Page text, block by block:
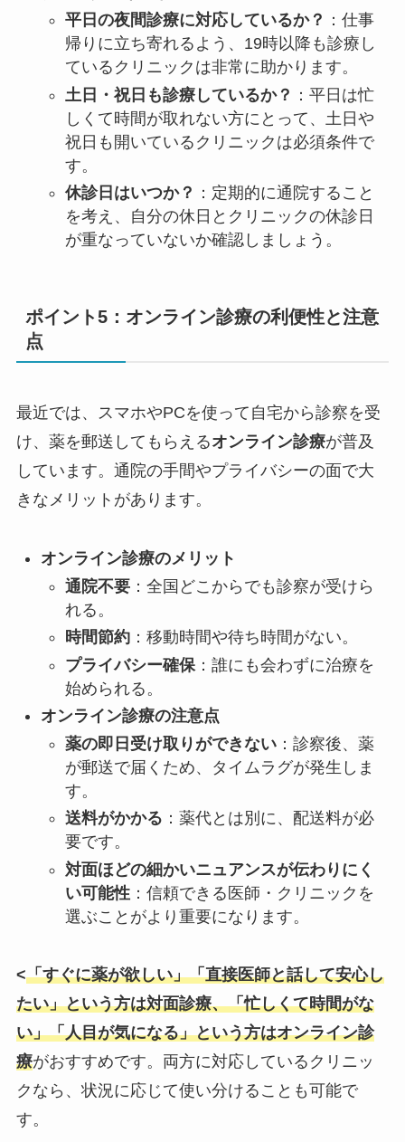
平日の夜間診療に対応しているか？ ：仕事
帰りに立ち寄れるよう、19時以降も診療し
ているクリニックは非常に助かります。
土日・祝日も診療しているか？ ：平日は忙
しくて時間が取れない方にとって、土日や
祝日も開いているクリニックは必須条件で
す。
休診日はいつか？ ：定期的に通院すること
を考え、自分の休日とクリニックの休診日
が重なっていないか確認しましょう。
ポイント5：オンライン診療の利便性と注意
点
最近では、スマホやPCを使って自宅から診察を受
け、薬を郵送してもらえるオンライン診療が普及
しています。通院の手間やプライバシーの面で大
きなメリットがあります。
オンライン診療のメリット
通院不要：全国どこからでも診察が受けら
れる。
時間節約：移動時間や待ち時間がない。
プライバシー確保：誰にも会わずに治療を
始められる。
オンライン診療の注意点
薬の即日受け取りができない：診察後、薬
が郵送で届くため、タイムラグが発生しま
す。
送料がかかる ：薬代とは別に、配送料が必
要です。
対面ほどの細かいニュアンスが伝わりにく
い可能性：信頼できる医師・クリニックを
選ぶことがより重要になります。
<「すぐに薬が欲しい」「直接医師と話して安心し
たい」という方は対面診療、「忙しくて時間がな
い」「人目が気になる」という方はオンライン診
療がおすすめです。両方に対応しているクリニッ
クなら、状況に応じて使い分けることも可能で
す。